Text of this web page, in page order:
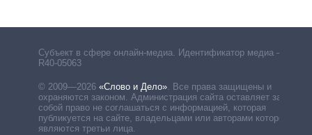
Субъект в сфере онлайн-медиа. Идентификатор медиа –
R40-05063
© 2009—2026 «Слово и Дело». Все права защищены и
охраняются законом. Администрация сайта оставляет за
собой право не соглашаться с информацией, которая
публикуется на сайте, владельцами или авторами которой
являются третьи лица.